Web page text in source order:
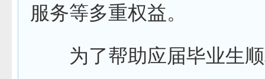
服务等多重权益。
为了帮助应届毕业生顺